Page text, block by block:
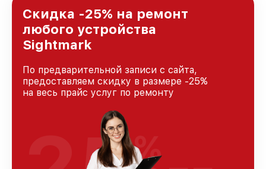
Скидка -25% на ремонт
любого устройства
Sightmark
По предварительной записи с сайта,
предоставляем скидку в размере -25%
на весь прайс услуг по ремонту
%